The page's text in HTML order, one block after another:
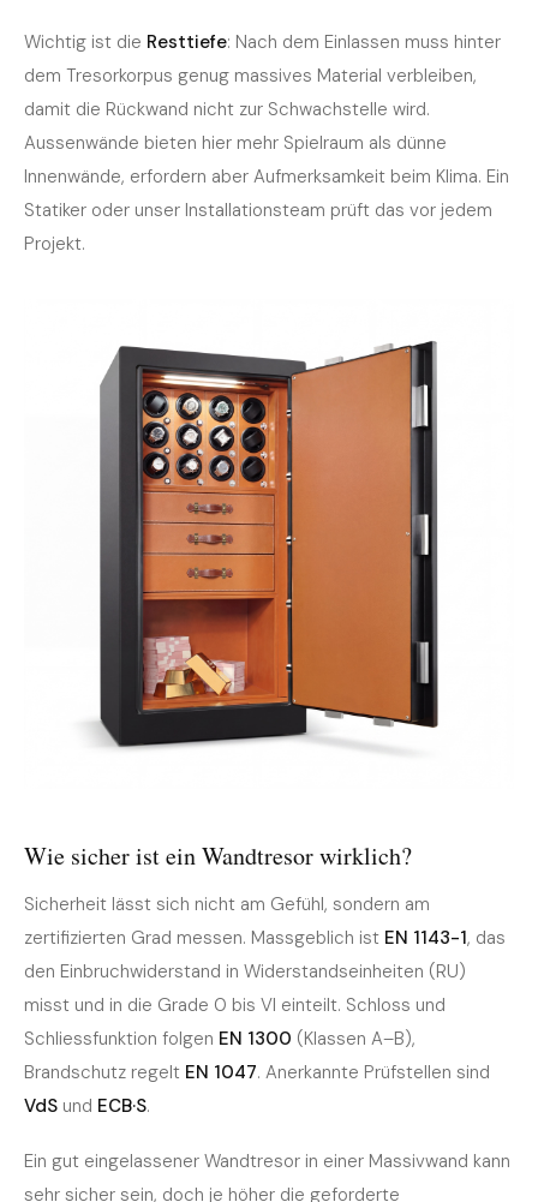
Wichtig ist die Resttiefe: Nach dem Einlassen muss hinter
dem Tresorkorpus genug massives Material verbleiben,
damit die Rückwand nicht zur Schwachstelle wird.
Aussenwände bieten hier mehr Spielraum als dünne
Innenwände, erfordern aber Aufmerksamkeit beim Klima. Ein
Statiker oder unser Installationsteam prüft das vor jedem
Projekt.
Wie sicher ist ein Wandtresor wirklich?
Sicherheit lässt sich nicht am Gefühl, sondern am
zertifizierten Grad messen. Massgeblich ist EN 1143-1, das
den Einbruchwiderstand in Widerstandseinheiten (RU)
misst und in die Grade 0 bis VI einteilt. Schloss und
Schliessfunktion folgen EN 1300 (Klassen A–B),
Brandschutz regelt EN 1047. Anerkannte Prüfstellen sind
VdS und ECB·S.
Ein gut eingelassener Wandtresor in einer Massivwand kann
sehr sicher sein, doch je höher die geforderte